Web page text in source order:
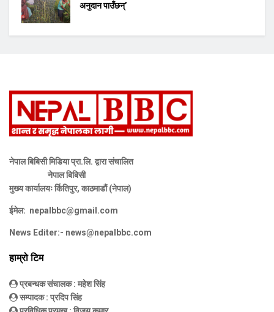
अनुदान पाउँछन्’
नेपाल बिबिसी मिडिया प्रा.लि. द्वारा संचालित
नेपाल बिबिसी
मुख्य कार्यालयः र्कितिपुर, काठमाडौं (नेपाल)
ईमेल: nepalbbc@gmail.com
News Editer:- news@nepalbbc.com
हाम्रो टिम
प्रबन्धक संचालक: महेश सिंह
सम्पादक: प्रदिप सिंह